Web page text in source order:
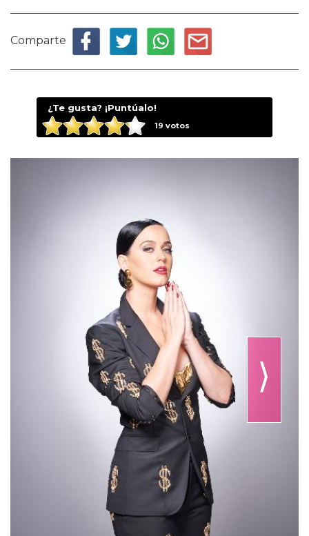
Comparte
¿Te gusta? ¡Puntúalo!
19 votos
⟩